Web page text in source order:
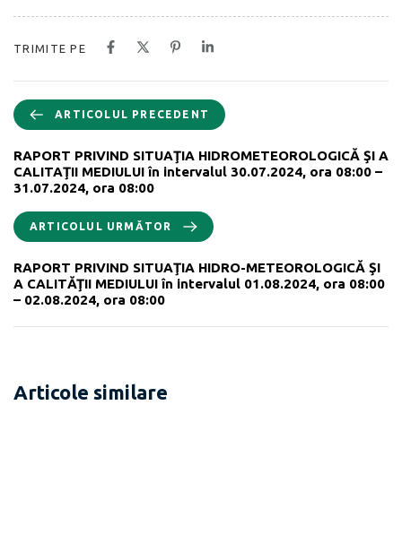
TRIMITE PE
ARTICOLUL PRECEDENT
RAPORT PRIVIND SITUAŢIA HIDROMETEOROLOGICĂ ŞI A
CALITAŢII MEDIULUI în intervalul 30.07.2024, ora 08:00 –
31.07.2024, ora 08:00
ARTICOLUL URMĂTOR
RAPORT PRIVIND SITUAŢIA HIDRO-METEOROLOGICĂ ŞI
A CALITĂŢII MEDIULUI în intervalul 01.08.2024, ora 08:00
– 02.08.2024, ora 08:00
Articole similare